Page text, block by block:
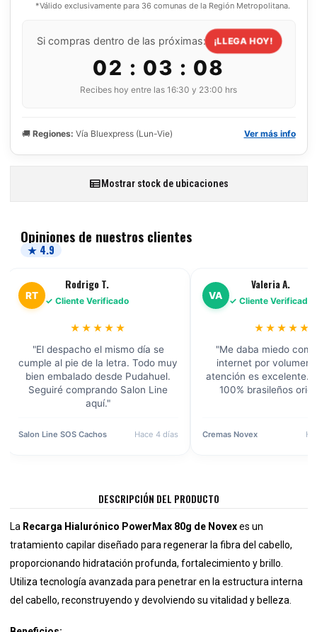
*Válido exclusivamente para 36 comunas de la Región Metropolitana.
Si compras dentro de las próximas: ¡LLEGA HOY!
02 : 03 : 07
Recibes hoy entre las 16:30 y 23:00 hrs
🚚 Regiones: Vía Bluexpress (Lun-Vie) Ver más info
Mostrar stock de ubicaciones
Opiniones de nuestros clientes
★ 4.9
RT
Rodrigo T.
✓ Cliente Verificado
★★★★★
"El despacho el mismo día se
cumple al pie de la letra. Todo muy
bien embalado desde Pudahuel.
Seguiré comprando Salon Line
aquí."
Salon Line SOS Cachos Hace 4 días
VA
Valeria A.
✓ Cliente Verificado
★★★★★
"Me daba miedo
internet por volumen,
atención es excelente.
100% brasileños
Cremas Novex
DESCRIPCIÓN DEL PRODUCTO
​La Recarga Hialurónico PowerMax 80g de Novexes un
tratamiento capilar diseñado para regenerar la fibra del cabello,
proporcionando hidratación profunda, fortalecimiento y brillo.
Utiliza tecnología avanzada para penetrar en la estructura interna
del cabello, reconstruyendo y devolviendo su vitalidad y belleza. ​